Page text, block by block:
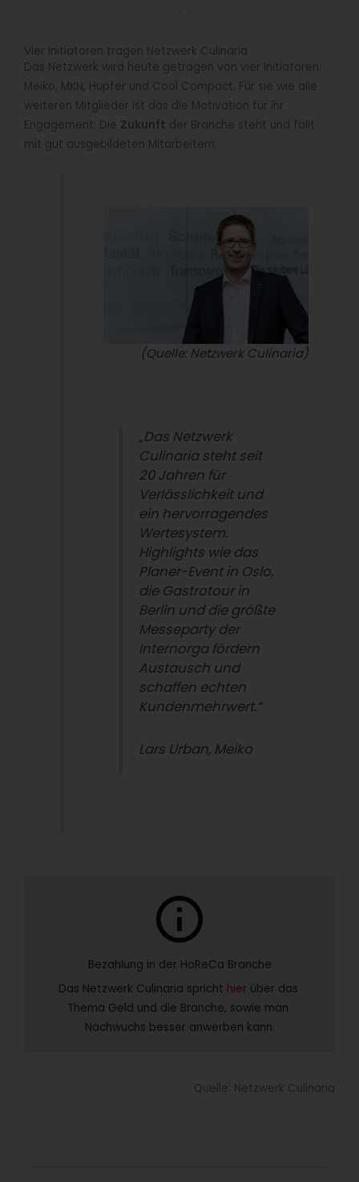
Vier Initiatoren tragen Netzwerk Culinaria
Das Netzwerk wird heute getragen von vier Initiatoren:
Meiko, MKN, Hupfer und Cool Compact. Für sie wie alle
weiteren Mitglieder ist das die Motivation für ihr
Engagement: Die Zukunft der Branche steht und fällt
mit gut ausgebildeten Mitarbeitern.
(Quelle: Netzwerk Culinaria)
„Das Netzwerk
Culinaria steht seit
20 Jahren für
Verlässlichkeit und
ein hervorragendes
Wertesystem.
Highlights wie das
Planer-Event in Oslo,
die Gastrotour in
Berlin und die größte
Messeparty der
Internorga fördern
Austausch und
schaffen echten
Kundenmehrwert.“
Lars Urban, Meiko
info
Bezahlung in der HoReCa Branche
Das Netzwerk Culinaria spricht hier über das
Thema Geld und die Branche, sowie man
Nachwuchs besser anwerben kann.
Quelle: Netzwerk Culinaria